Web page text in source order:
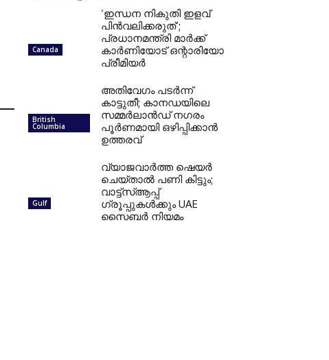
Canada
‘ഇന്ധന നികുതി ഇളവ്
പിൻവലിക്കരുത്’;
പ്രധാനമന്ത്രി മാർക്ക്
കാർണിയോട് ഒന്റാരിയോ
പ്രീമിയർ
British
Columbia
അതിവേഗം പടർന്ന്
കാട്ടുതീ; കാനഡയിലെ
സമ്മർലാൻഡ് നഗരം
പൂർണമായി ഒഴിപ്പിക്കാൻ
ഉത്തരവ്
Gulf
വ്യാജവാർത്ത ഷെയർ
ചെയ്താൽ പണി കിട്ടും;
വാട്ട്‌സ്ആപ്പ്
ഗ്രൂപ്പുകൾക്കും UAE
സൈബർ നിയമം